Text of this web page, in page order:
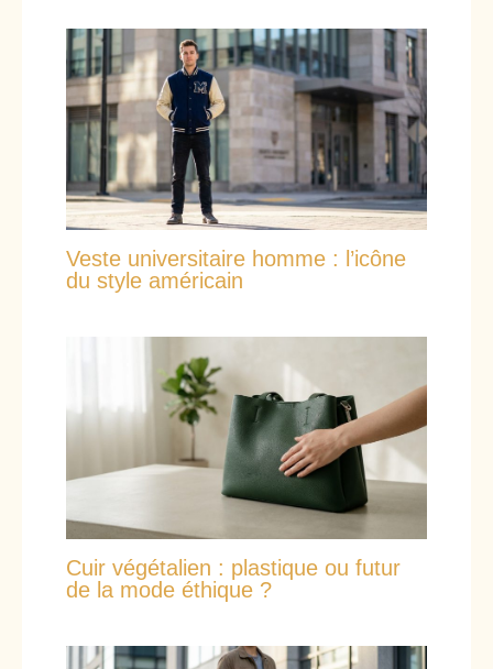
Veste universitaire homme : l’icône
du style américain
Cuir végétalien : plastique ou futur
de la mode éthique ?